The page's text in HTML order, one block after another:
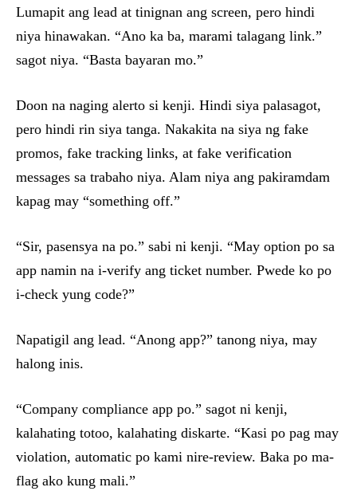
Lumapit ang lead at tinignan ang screen, pero hindi
niya hinawakan. “Ano ka ba, marami talagang link.”
sagot niya. “Basta bayaran mo.”
Doon na naging alerto si kenji. Hindi siya palasagot,
pero hindi rin siya tanga. Nakakita na siya ng fake
promos, fake tracking links, at fake verification
messages sa trabaho niya. Alam niya ang pakiramdam
kapag may “something off.”
“Sir, pasensya na po.” sabi ni kenji. “May option po sa
app namin na i-verify ang ticket number. Pwede ko po
i-check yung code?”
Napatigil ang lead. “Anong app?” tanong niya, may
halong inis.
“Company compliance app po.” sagot ni kenji,
kalahating totoo, kalahating diskarte. “Kasi po pag may
violation, automatic po kami nire-review. Baka po ma-
flag ako kung mali.”